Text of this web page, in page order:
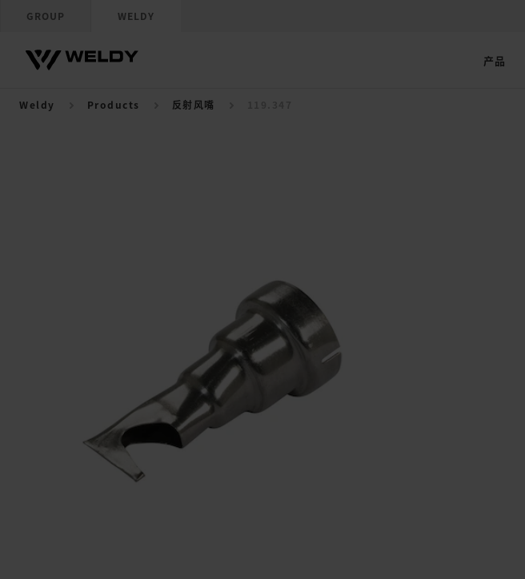
GROUP WELDY
产品
Weldy Products 反射风嘴